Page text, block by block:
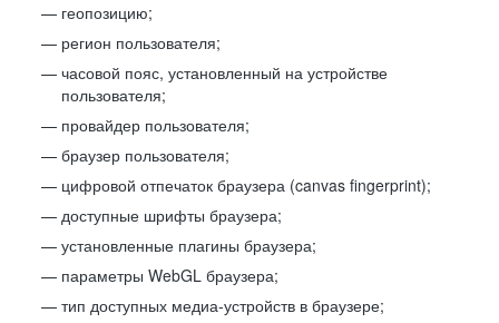
геопозицию;
регион пользователя;
часовой пояс, установленный на устройстве
пользователя;
провайдер пользователя;
браузер пользователя;
цифровой отпечаток браузера (canvas fingerprint);
доступные шрифты браузера;
установленные плагины браузера;
параметры WebGL браузера;
тип доступных медиа-устройств в браузере;